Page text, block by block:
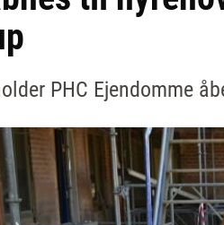
PHC Ejendomme